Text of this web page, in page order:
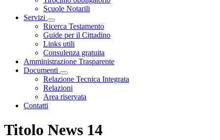
Scuole Notarili
Servizi
Visualizza menù di secondo livello
Ricerca Testamento
Guide per il Cittadino
Links utili
Consulenza gratuita
Amministrazione Trasparente
Documenti
Visualizza menù di secondo livello
Relazione Tecnica Integrata
Relazioni
Area riservata
Contatti
Titolo News 14